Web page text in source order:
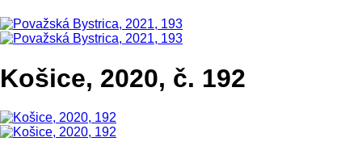
Košice, 2020, č. 192